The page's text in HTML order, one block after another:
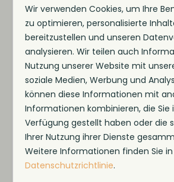
Die Villa ist vollständig elektrisch,
Wärmepumpe, Solarpaneelen
Parkplatz ausgestattet. Gute
Haustiere sind willkommen – so
Vierbeiner mitgenießen.
Über den Park und die
Das MarinaPark Beach Resort
IJsselmeer – mit Jachthafen,
Spielplätzen, Supermarkt und
Wir verwenden Cookies, um Ihre
zu optimieren, personalisierte
bereitzustellen und unseren
analysieren. Wir teilen auch
Nutzung unserer Website mit
soziale Medien, Werbung und
können diese Informationen mit
Informationen kombinieren, die Sie
Verfügung gestellt haben oder die
Ihrer Nutzung ihrer Dienste
Weitere Informationen finden Sie
Datenschutzrichtlinie.